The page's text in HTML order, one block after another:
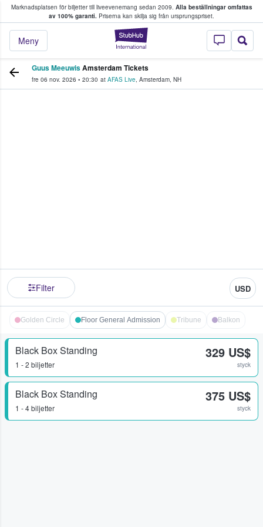
Marknadsplatsen för biljetter till liveevenemang sedan 2009. Alla beställningar omfattas
av 100% garanti. Priserna kan skilja sig från ursprungspriset.
StubHub – där
Meny
köper och säljer biljetter.
Guus MeeuwisAmsterdam Tickets
fre 06 nov. 2026 • 20:30 at AFAS Live, Amsterdam, NH
Filter USD
Golden Circle Floor General Admission Tribune Balkon
Black Box Standing
1 - 2 biljetter
329 US$
styck
Black Box Standing
1 - 4 biljetter
375 US$
styck